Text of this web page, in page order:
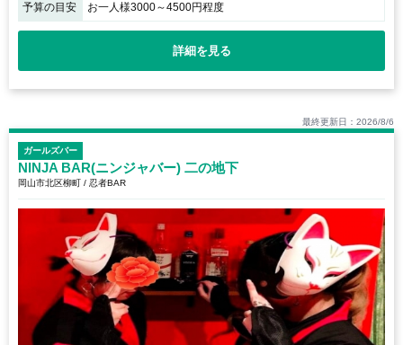
予算の目安 お一人様3000～4500円程度
詳細を見る
最終更新日：2026/8/6
ガールズバー
NINJA BAR(ニンジャバー) 二の地下
岡山市北区柳町 / 忍者BAR